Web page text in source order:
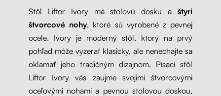
Stôl Liftor Ivory má stolovú dosku aštyri
štvorcové nohy, ktoré sú vyrobené z pevnej
ocele. Ivory je moderný stôl, ktorý na prvý
pohľad môže vyzerať klasicky, ale nenechajte sa
oklamať jeho tradičným dizajnom. Písací stôl
Liftor Ivory vás zaujme svojimi štvorcovými
oceľovými nohami a pevnou stolovou doskou,